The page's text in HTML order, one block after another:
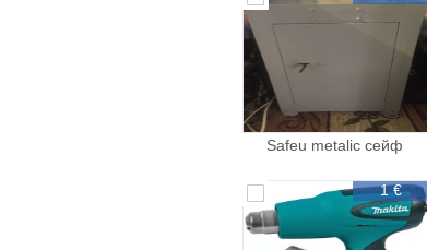
Safeu metalic сейф
urgent
1 €